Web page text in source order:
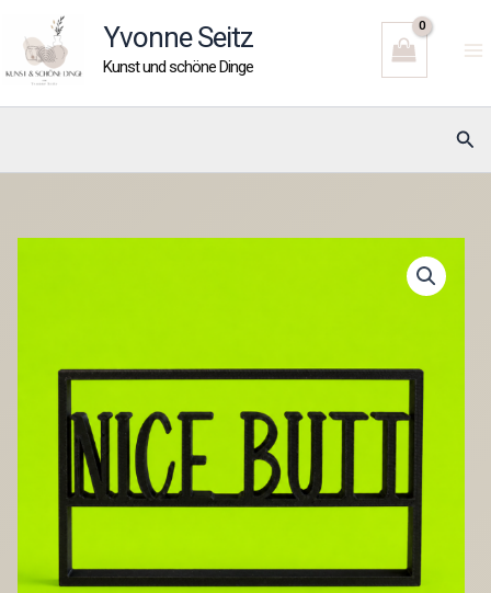
Inhalt
springen
Yvonne Seitz
Kunst und schöne Dinge